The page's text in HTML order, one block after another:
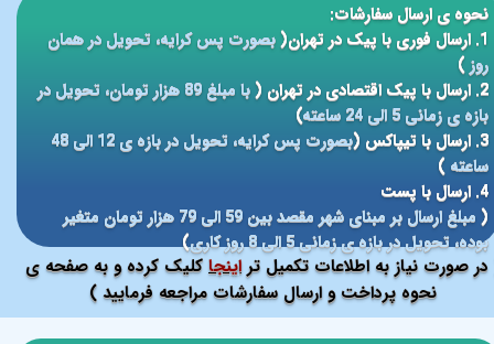
صورت نیاز به اطلاعات تکمیل تراینجا کلیک کرده و به صفحه ی
نحوه پرداخت و ارسال سفارشات مراجعه فرمایید )
نحوه ی ارسال سفارشات:
1. ارسال فوری با پیک در تهران(
بصورت پس کرایه، تحویل در همان
روز)
2. ارسال با پیک اقتصادی در تهران (
با مبلغ 89 هزار تومان، تحویل در
بازه ی زمانی 5 الی 24 ساعته
)
3. ارسال با تیپاکس (
بصورت پس کرایه، تحویل در بازه ی 12 الی 48
ساعته )
4. ارسال با پست
(
مبلغ ارسال بر مبنای شهر مقصد بین 59 الی 79 هزار تومان متغیر
بوده، تحویل در بازه ی زمانی 5 الی 8 روز کاری
)